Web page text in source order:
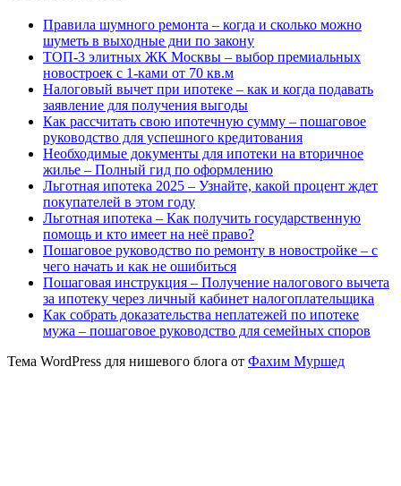
Правила шумного ремонта – когда и сколько можно
шуметь в выходные дни по закону
ТОП-3 элитных ЖК Москвы – выбор премиальных
новостроек с 1-ками от 70 кв.м
Налоговый вычет при ипотеке – как и когда подавать
заявление для получения выгоды
Как рассчитать свою ипотечную сумму – пошаговое
руководство для успешного кредитования
Необходимые документы для ипотеки на вторичное
жилье – Полный гид по оформлению
Льготная ипотека 2025 – Узнайте, какой процент ждет
покупателей в этом году
Льготная ипотека – Как получить государственную
помощь и кто имеет на неё право?
Пошаговое руководство по ремонту в новостройке – с
чего начать и как не ошибиться
Пошаговая инструкция – Получение налогового вычета
за ипотеку через личный кабинет налогоплательщика
Как собрать доказательства неплатежей по ипотеке
мужа – пошаговое руководство для семейных споров
Тема WordPress для нишевого блога от Фахим Муршед